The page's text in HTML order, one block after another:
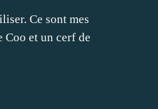
Ce sont mes
Coo et un cerf de